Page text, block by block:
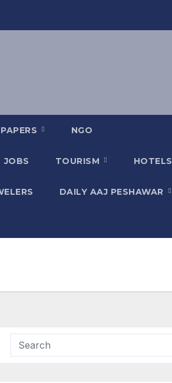
NGO
JOBS TOURISM HOTELS
DAILY AAJ PESHAWAR